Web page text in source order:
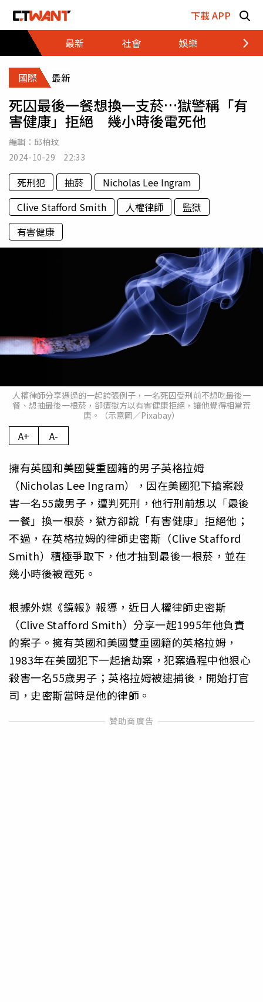
下載 APP
最新
社會 娛樂 財經
國際 最新
死囚最後一餐想換一支菸…獄警稱「有
害健康」拒絕 幾小時後電死他
編輯： 邱柏玟
2024-10-29 22:33
死刑犯 抽菸
Nicholas Lee Ingram
Clive Stafford Smith
人權律師
監獄
有害健康
人權律師分享遇過的一起誇張例子，一名死囚受刑前不想吃最後一
餐、想抽最後一根菸，卻遭獄方以有害健康拒絕，讓他覺得相當荒
唐。（示意圖／Pixabay）
A+ A-
擁有英國和美國雙重國籍的男子英格拉姆
（Nicholas Lee Ingram），因在美國犯下搶案殺
害一名55歲男子，遭判死刑，他行刑前想以「最後
一餐」換一根菸，獄方卻說「有害健康」拒絕他；
不過，在英格拉姆的律師史密斯（Clive Stafford
Smith）積極爭取下，他才抽到最後一根菸，並在
幾小時後被電死。
根據外媒《鏡報》報導，近日人權律師史密斯
（Clive Stafford Smith）分享一起1995年他負責
的案子。擁有英國和美國雙重國籍的英格拉姆，
1983年在美國犯下一起搶劫案，犯案過程中他狠心
殺害一名55歲男子；英格拉姆被逮捕後，開始打官
司，史密斯當時是他的律師。